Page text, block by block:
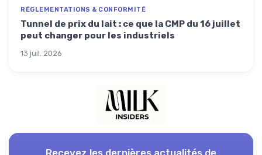
RÉGLEMENTATIONS & CONFORMITÉ
Tunnel de prix du lait : ce que la CMP du 16 juillet
peut changer pour les industriels
13 juil. 2026